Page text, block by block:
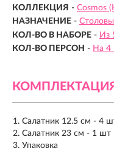
КОЛЛЕКЦИЯ - Cosmos
НАЗНАЧЕНИЕ -
КОЛ-ВО В НАБОРЕ - Из
КОЛ-ВО ПЕРСОН - На 4
Салатник 12.5 см - 4
Салатник 23 см - 1 шт
Упаковка